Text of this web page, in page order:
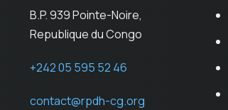
B.P. 939 Pointe-Noire,
Republique du Congo
+242 05 595 52 46
contact@rpdh-cg.org